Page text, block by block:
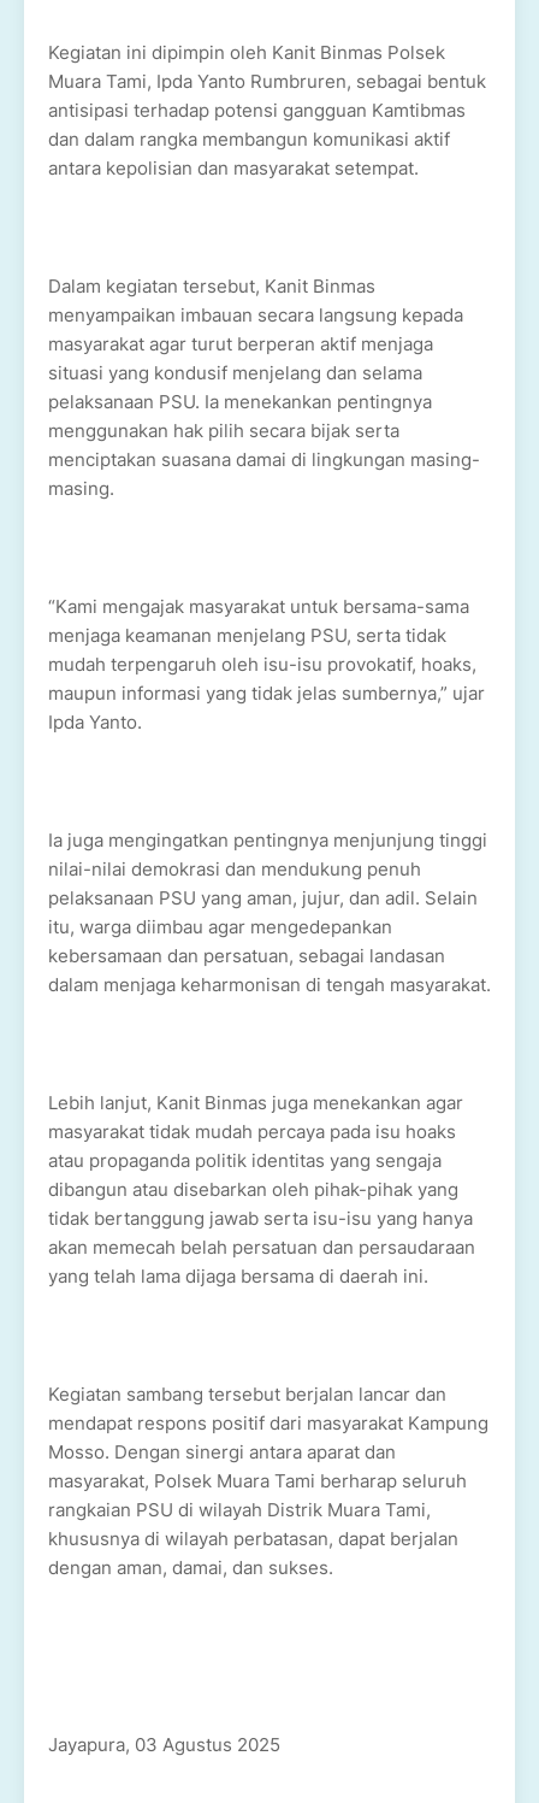
Kegiatan ini dipimpin oleh Kanit Binmas Polsek
Muara Tami, Ipda Yanto Rumbruren, sebagai bentuk
antisipasi terhadap potensi gangguan Kamtibmas
dan dalam rangka membangun komunikasi aktif
antara kepolisian dan masyarakat setempat.
Dalam kegiatan tersebut, Kanit Binmas
menyampaikan imbauan secara langsung kepada
masyarakat agar turut berperan aktif menjaga
situasi yang kondusif menjelang dan selama
pelaksanaan PSU. Ia menekankan pentingnya
menggunakan hak pilih secara bijak serta
menciptakan suasana damai di lingkungan masing-
masing.
“Kami mengajak masyarakat untuk bersama-sama
menjaga keamanan menjelang PSU, serta tidak
mudah terpengaruh oleh isu-isu provokatif, hoaks,
maupun informasi yang tidak jelas sumbernya,” ujar
Ipda Yanto.
Ia juga mengingatkan pentingnya menjunjung tinggi
nilai-nilai demokrasi dan mendukung penuh
pelaksanaan PSU yang aman, jujur, dan adil. Selain
itu, warga diimbau agar mengedepankan
kebersamaan dan persatuan, sebagai landasan
dalam menjaga keharmonisan di tengah masyarakat.
Lebih lanjut, Kanit Binmas juga menekankan agar
masyarakat tidak mudah percaya pada isu hoaks
atau propaganda politik identitas yang sengaja
dibangun atau disebarkan oleh pihak-pihak yang
tidak bertanggung jawab serta isu-isu yang hanya
akan memecah belah persatuan dan persaudaraan
yang telah lama dijaga bersama di daerah ini.
Kegiatan sambang tersebut berjalan lancar dan
mendapat respons positif dari masyarakat Kampung
Mosso. Dengan sinergi antara aparat dan
masyarakat, Polsek Muara Tami berharap seluruh
rangkaian PSU di wilayah Distrik Muara Tami,
khususnya di wilayah perbatasan, dapat berjalan
dengan aman, damai, dan sukses.
Jayapura, 03 Agustus 2025